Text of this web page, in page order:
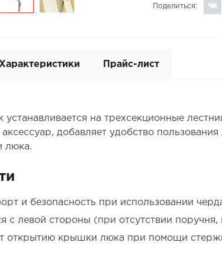
Поделиться:
Характеристики Прайс-лист
устанавливается на трехсекционные
добавляет удобство пользования
люка.
и безопасность при использовании
с левой стороны (при отсутствии
открытию крышки люка при помощи